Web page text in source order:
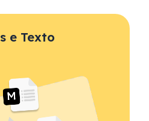
e Texto